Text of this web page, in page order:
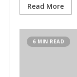
Read More
6 MIN READ